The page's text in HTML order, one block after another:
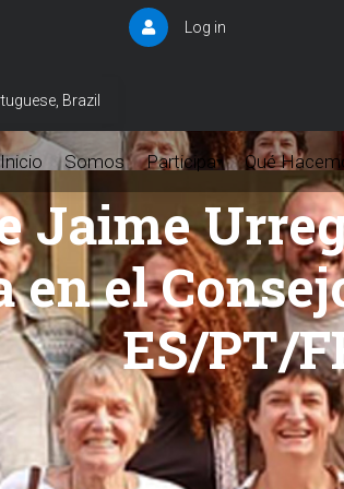
Brazil
User
Log in
Inicio Somos Participa▾ Qué
Jaime
en el
ES/PT/